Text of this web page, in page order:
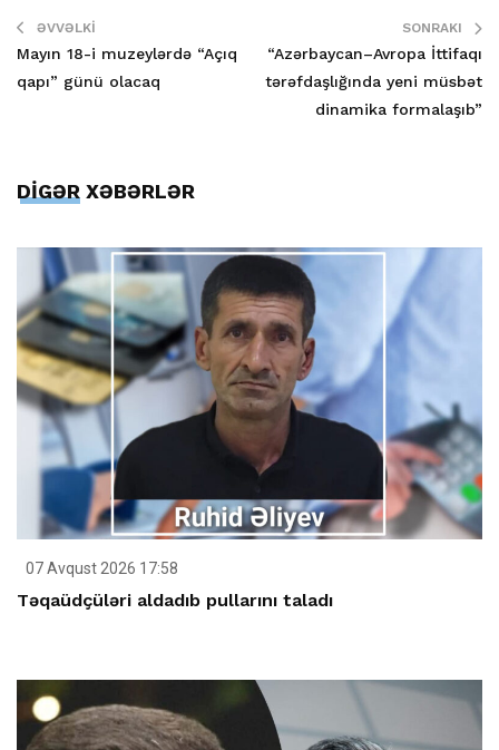
ƏVVƏLKI
Mayın 18-i muzeylərdə “Açıq
qapı” günü olacaq
SONRAKI
“Azərbaycan–Avropa İttifaqı
tərəfdaşlığında yeni müsbət
dinamika formalaşıb”
DİGƏR XƏBƏRLƏR
07 Avqust 2026 17:58
Təqaüdçüləri aldadıb pullarını taladı